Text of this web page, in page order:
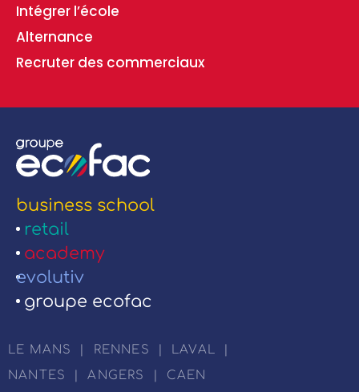
Intégrer l’école
Alternance
Recruter des commerciaux
business school
retail
academy
evolutiv
groupe ecofac
LE MANS RENNES LAVAL
NANTES
ANGERS CAEN